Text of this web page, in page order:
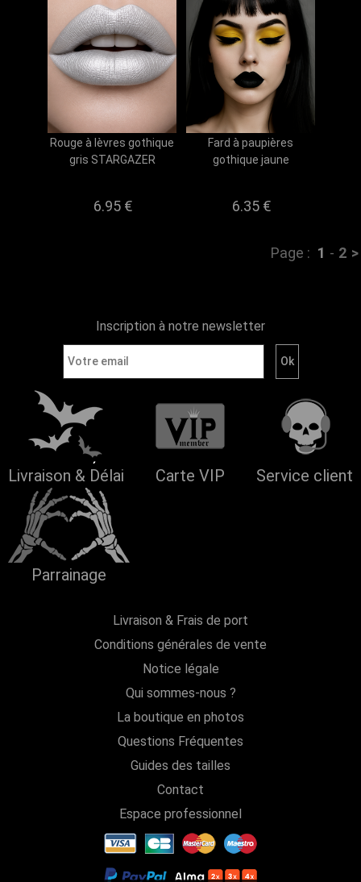
Rouge à lèvres gothique
gris STARGAZER
6.95 €
Fard à paupières
gothique jaune
6.35 €
Page : 1 - 2 >
Inscription à notre newsletter
Livraison & Délai Carte VIP Service client
Parrainage
Livraison & Frais de port
Conditions générales de vente
Notice légale
Qui sommes-nous ?
La boutique en photos
Questions Fréquentes
Guides des tailles
Contact
Espace professionnel